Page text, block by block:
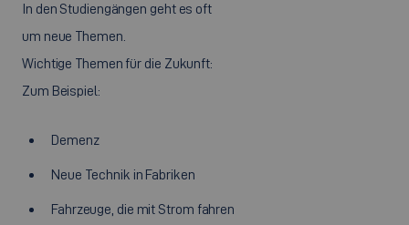
In den Studiengängen geht es oft
um neue Themen.
Wichtige Themen für die Zukunft:
Zum Beispiel:
Demenz
Neue Technik in Fabriken
Fahrzeuge, die mit Strom fahren